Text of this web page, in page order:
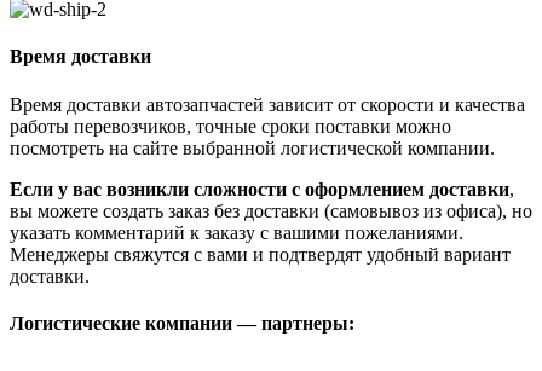
Время доставки
Время доставки автозапчастей зависит от скорости и качества
работы перевозчиков, точные сроки поставки можно
посмотреть на сайте выбранной логистической компании.
Если у вас возникли сложности с оформлением доставки,
вы можете создать заказ без доставки (самовывоз из офиса), но
указать комментарий к заказу с вашими пожеланиями.
Менеджеры свяжутся с вами и подтвердят удобный вариант
доставки.
Логистические компании — партнеры: